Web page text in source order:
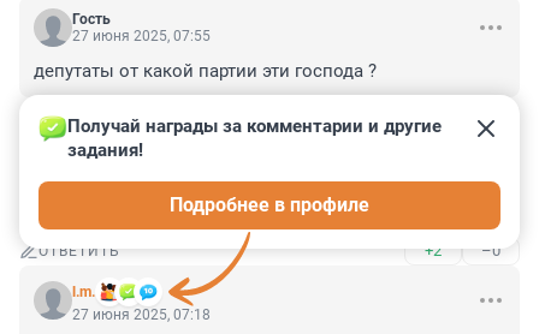
Гость
27 июня 2025, 07:55
депутаты от какой партии эти господа ?
ОТВЕТИТЬ –0
Гость
Жду не дождусь, когда за Е Ю Киселёвой придут
ОТВЕТИТЬ +2 –0
l.m.
Получай награды за комментарии и другие
задания!
Подробнее в профиле
27 июня 2025, 07:18